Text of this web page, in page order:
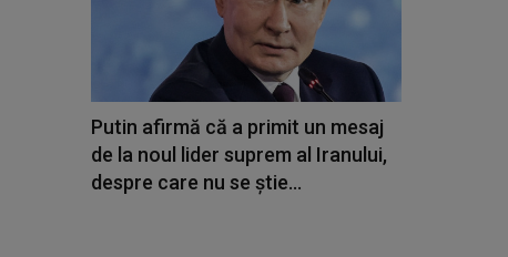
Putin afirmă că a primit un mesaj
de la noul lider suprem al Iranului,
despre care nu se ştie...